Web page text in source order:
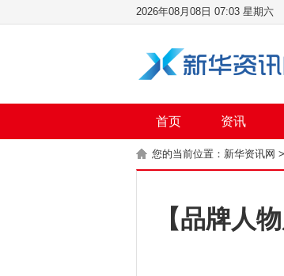
2026年08月08日 07:03 星期六
首页 资讯
您的当前位置： 新华资讯网 >
【品牌人